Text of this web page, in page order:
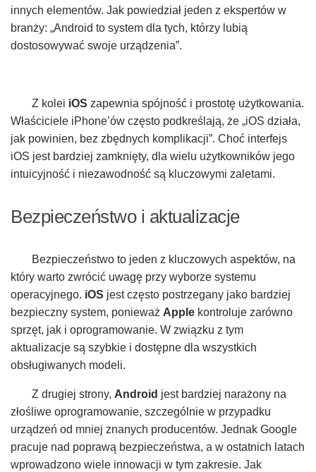
innych elementów. Jak powiedział jeden z ekspertów w
branży: „Android to system dla tych, którzy lubią
dostosowywać swoje urządzenia”.
Z kolei iOS zapewnia spójność i prostotę użytkowania.
Właściciele iPhone’ów często podkreślają, że „iOS działa,
jak powinien, bez zbędnych komplikacji”. Choć interfejs
iOS jest bardziej zamknięty, dla wielu użytkowników jego
intuicyjność i niezawodność są kluczowymi zaletami.
Bezpieczeństwo i aktualizacje
Bezpieczeństwo to jeden z kluczowych aspektów, na
który warto zwrócić uwagę przy wyborze systemu
operacyjnego. iOS jest często postrzegany jako bardziej
bezpieczny system, ponieważ Apple kontroluje zarówno
sprzęt, jak i oprogramowanie. W związku z tym
aktualizacje są szybkie i dostępne dla wszystkich
obsługiwanych modeli.
Z drugiej strony, Android jest bardziej narażony na
złośliwe oprogramowanie, szczególnie w przypadku
urządzeń od mniej znanych producentów. Jednak Google
pracuje nad poprawą bezpieczeństwa, a w ostatnich latach
wprowadzono wiele innowacji w tym zakresie. Jak